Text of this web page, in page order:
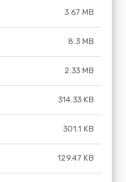
3.67 MB
8.3 MB
2.33 MB
314.33 KB
301.1 KB
129.47 KB